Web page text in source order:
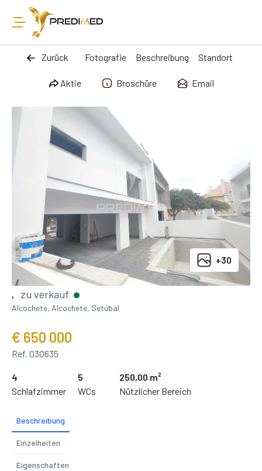
Zurück Fotografie Beschreibung Standort
Aktie Broschüre Email
+30
, zu verkauf
Alcochete, Alcochete, Setúbal
€ 650 000
Ref. 030635
4
Schlafzimmer
5
WCs
250,00 m²
Nützlicher Bereich
Beschreibung
Einzelheiten
Eigenschaften